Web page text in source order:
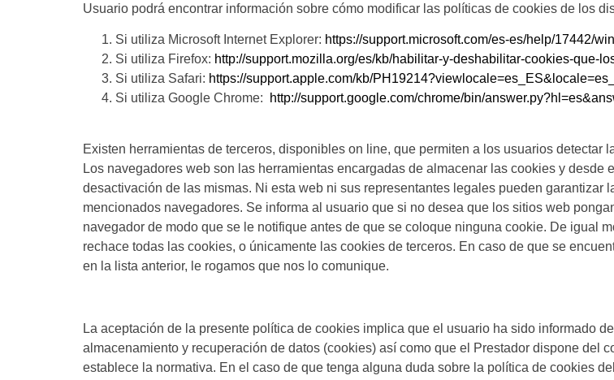
Usuario podrá encontrar información sobre cómo modificar las políticas de cookies de los
Si utiliza Microsoft Internet Explorer: https://support.microsoft.com/es-es/help/17442/
Si utiliza Firefox: http://support.mozilla.org/es/kb/habilitar-y-deshabilitar-cookies-que-
Si utiliza Safari: https://support.apple.com/kb/
Si utiliza Google Chrome:
http://support.google.com/chrome/bin/
Existen herramientas de terceros, disponibles on line, que permiten a los usuarios
Los navegadores web son las herramientas encargadas de almacenar las cookies y
desactivación de las mismas. Ni esta web ni sus representantes legales pueden
mencionados navegadores. Se informa al usuario que si no desea que los sitios web
navegador de modo que se le notifique antes de que se coloque ninguna cookie. De igual
rechace todas las cookies, o únicamente las cookies de terceros. En caso de que se
en la lista anterior, le rogamos que nos lo comunique.
La aceptación de la presente política de cookies implica que el usuario ha sido informado
almacenamiento y recuperación de datos (cookies) así como que el Prestador dispone del
establece la normativa. En el caso de que tenga alguna duda sobre la política de cookies